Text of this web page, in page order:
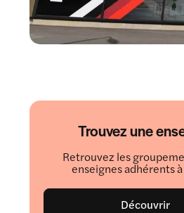
Trouvez une
Retrouvez les
enseignes adhérents à
Découvrir